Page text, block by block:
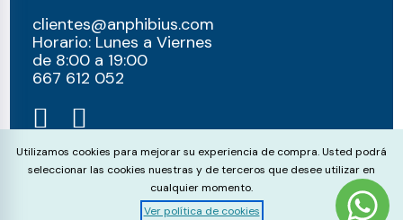
clientes@anphibius.com
Horario: Lunes a Viernes
de 8:00 a 19:00
667 612 052​
Cookie Consent
Utilizamos cookies para mejorar su experiencia de compra. Usted podrá
seleccionar las cookies nuestras y de terceros que desee utilizar en
cualquier momento.
Ver política de cookies